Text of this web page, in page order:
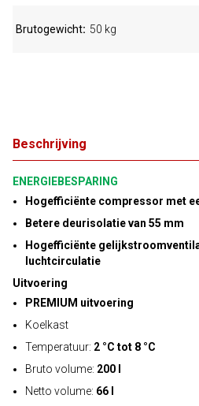
Beschrijving
ENERGIEBESPARING
Hogefficiënte compressor met
Betere deurisolatie van 55 mm
Hogefficiënte
luchtcirculatie
Uitvoering
PREMIUM uitvoering
Koelkast
Temperatuur: 2 °C tot 8 °C
Bruto volume: 200 l
Netto volume: 66 l
Brutogewicht 50 kg